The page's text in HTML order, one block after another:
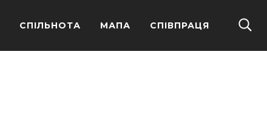
СПІЛЬНОТА МАПА СПІВПРАЦЯ